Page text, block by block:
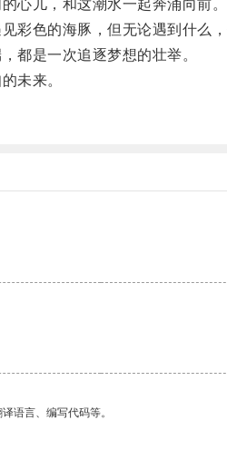
儿，和这潮水一起奔涌向前。
色的海豚，但无论遇到什么，
是一次追逐梦想的壮举。
未来。
语言、编写代码等。